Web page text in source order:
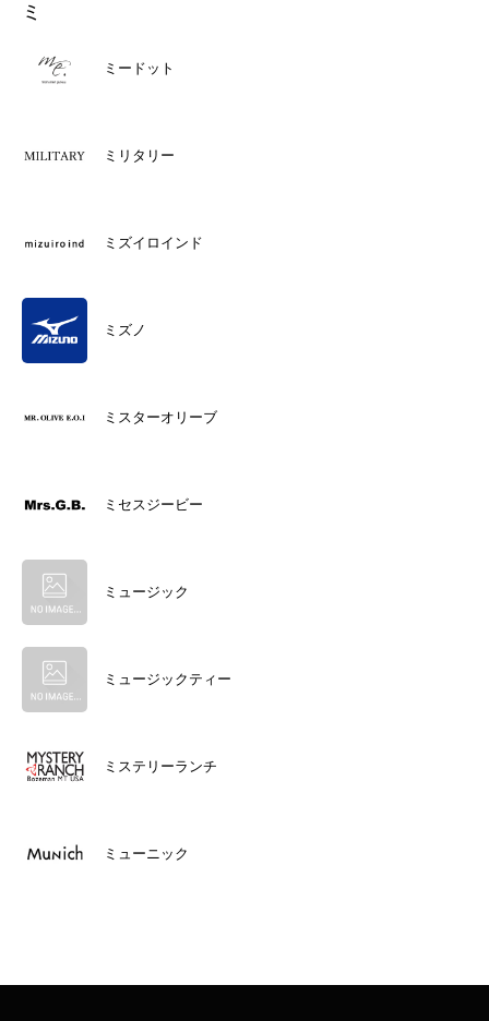
ミ
ミードット
ミリタリー
ミズイロインド
ミズノ
ミスターオリーブ
ミセスジービー
ミュージック
ミュージックティー
ミステリーランチ
ミューニック